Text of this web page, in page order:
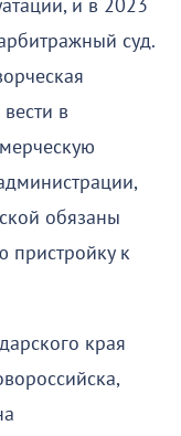
и в 2023
суд.
в
обязаны
пристройку к
края